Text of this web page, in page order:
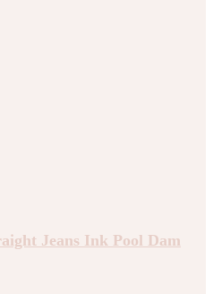
Jeans Ink Pool Dam